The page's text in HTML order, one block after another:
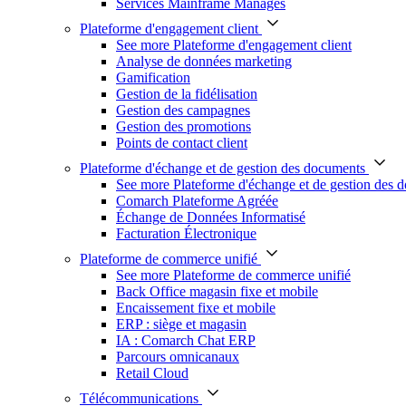
Services Mainframe Managés
Plateforme d'engagement client
See more Plateforme d'engagement client
Analyse de données marketing
Gamification
Gestion de la fidélisation
Gestion des campagnes
Gestion des promotions
Points de contact client
Plateforme d'échange et de gestion des documents
See more Plateforme d'échange et de gestion des
Comarch Plateforme Agréée
Échange de Données Informatisé
Facturation Électronique
Plateforme de commerce unifié
See more Plateforme de commerce unifié
Back Office magasin fixe et mobile
Encaissement fixe et mobile
ERP : siège et magasin
IA : Comarch Chat ERP
Parcours omnicanaux
Retail Cloud
Télécommunications